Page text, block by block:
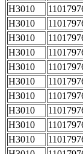
H3010
H3010
H3010
H3010
H3010
H3010
H3010
H3010
H3010
H3010